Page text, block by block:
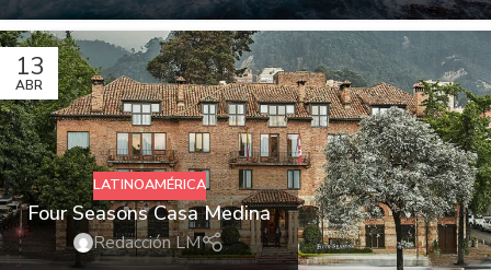
13
ABR
LATINOAMÉRICA
Four Seasons Casa Medina
Redacción LM